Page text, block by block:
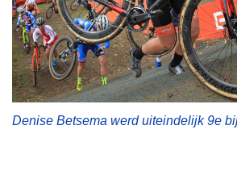
Denise Betsema werd uiteindelijk 9e